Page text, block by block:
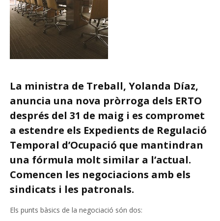
La ministra de Treball, Yolanda Díaz,
anuncia una nova pròrroga dels ERTO
després del 31 de maig i es compromet
a estendre els Expedients de Regulació
Temporal d’Ocupació que mantindran
una fórmula molt similar a l’actual.
Comencen les negociacions amb els
sindicats i les patronals.
Els punts bàsics de la negociació són dos: